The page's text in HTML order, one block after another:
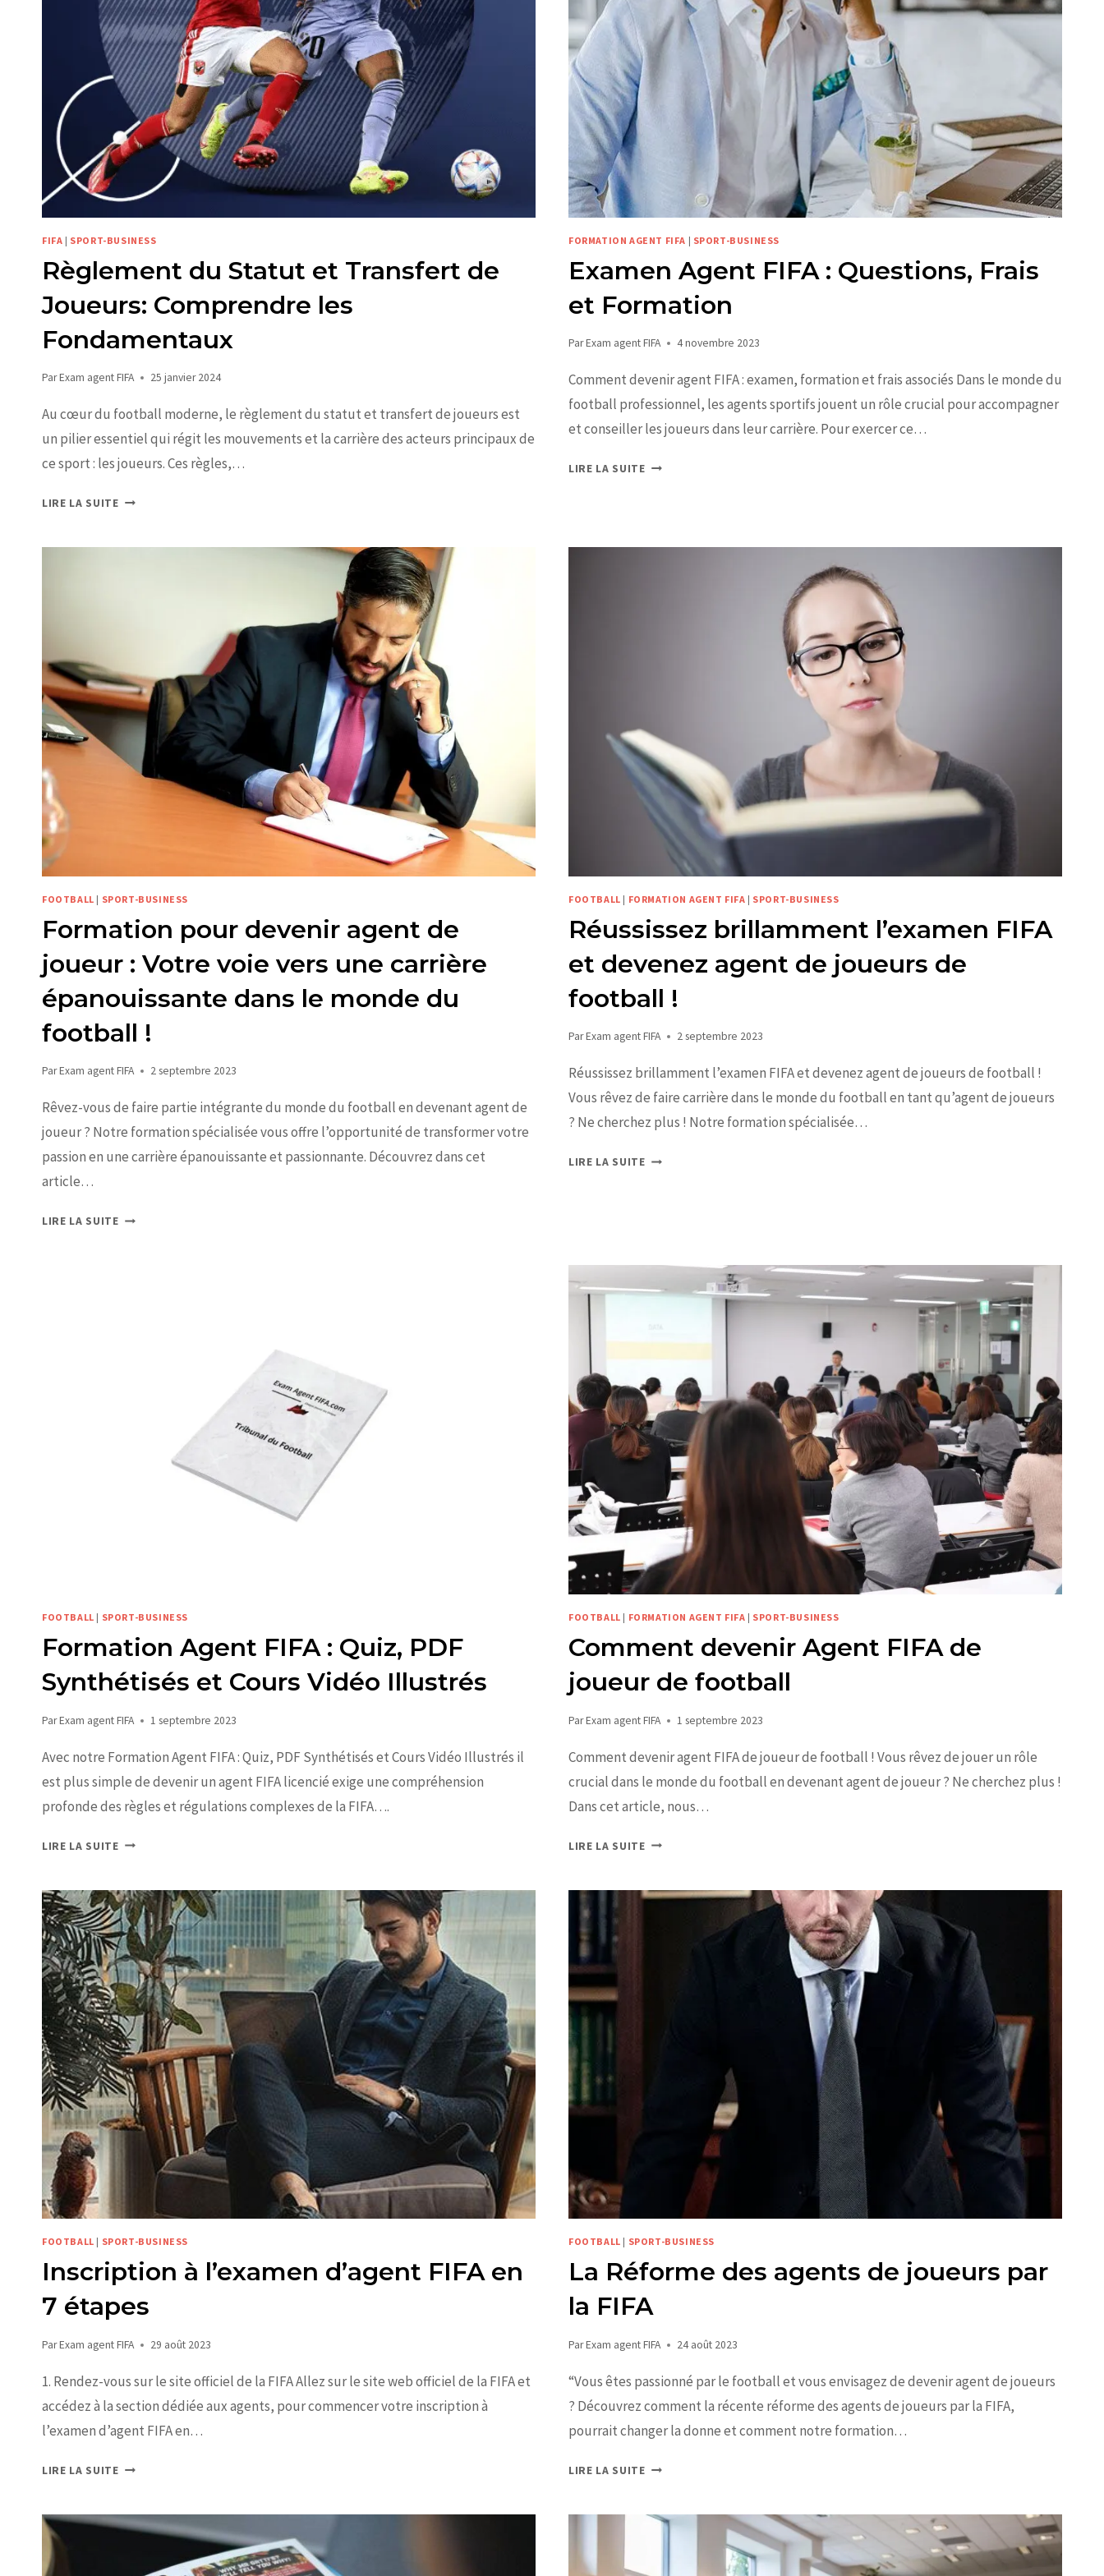
FIFA | SPORT-BUSINESS
Règlement du Statut et Transfert de
Joueurs: Comprendre les
Fondamentaux
ParExam agent FIFA 25 janvier 2024
Au cœur du football moderne, le règlement du statut et transfert de joueurs est
un pilier essentiel qui régit les mouvements et la carrière des acteurs principaux de
ce sport : les joueurs. Ces règles,…
LIRE LA SUITE
FORMATION AGENT FIFA | SPORT-BUSINESS
Examen Agent FIFA : Questions, Frais
et Formation
ParExam agent FIFA 4 novembre 2023
Comment devenir agent FIFA : examen, formation et frais associés Dans le monde du
football professionnel, les agents sportifs jouent un rôle crucial pour accompagner
et conseiller les joueurs dans leur carrière. Pour exercer ce…
LIRE LA SUITE
FOOTBALL | SPORT-BUSINESS
Formation pour devenir agent de
joueur : Votre voie vers une carrière
épanouissante dans le monde du
football !
ParExam agent FIFA 2 septembre 2023
Rêvez-vous de faire partie intégrante du monde du football en devenant agent de
joueur ? Notre formation spécialisée vous offre l’opportunité de transformer votre
passion en une carrière épanouissante et passionnante. Découvrez dans cet
article…
LIRE LA SUITE
FOOTBALL | FORMATION AGENT FIFA | SPORT-BUSINESS
Réussissez brillamment l’examen FIFA
et devenez agent de joueurs de
football !
ParExam agent FIFA 2 septembre 2023
Réussissez brillamment l’examen FIFA et devenez agent de joueurs de football !
Vous rêvez de faire carrière dans le monde du football en tant qu’agent de joueurs
? Ne cherchez plus ! Notre formation spécialisée…
LIRE LA SUITE
FOOTBALL | SPORT-BUSINESS
Formation Agent FIFA : Quiz, PDF
Synthétisés et Cours Vidéo Illustrés
ParExam agent FIFA 1 septembre 2023
Avec notre Formation Agent FIFA : Quiz, PDF Synthétisés et Cours Vidéo Illustrés il
est plus simple de devenir un agent FIFA licencié exige une compréhension
profonde des règles et régulations complexes de la FIFA….
LIRE LA SUITE
FOOTBALL | FORMATION AGENT FIFA | SPORT-BUSINESS
Comment devenir Agent FIFA de
joueur de football
ParExam agent FIFA 1 septembre 2023
Comment devenir agent FIFA de joueur de football ! Vous rêvez de jouer un rôle
crucial dans le monde du football en devenant agent de joueur ? Ne cherchez plus !
Dans cet article, nous…
LIRE LA SUITE
FOOTBALL | SPORT-BUSINESS
Inscription à l’examen d’agent FIFA en
7 étapes
ParExam agent FIFA 29 août 2023
1. Rendez-vous sur le site officiel de la FIFA Allez sur le site web officiel de la FIFA et
accédez à la section dédiée aux agents, pour commencer votre inscription à
l’examen d’agent FIFA en…
LIRE LA SUITE
FOOTBALL | SPORT-BUSINESS
La Réforme des agents de joueurs par
la FIFA
ParExam agent FIFA 24 août 2023
“Vous êtes passionné par le football et vous envisagez de devenir agent de joueurs
? Découvrez comment la récente réforme des agents de joueurs par la FIFA,
pourrait changer la donne et comment notre formation…
LIRE LA SUITE